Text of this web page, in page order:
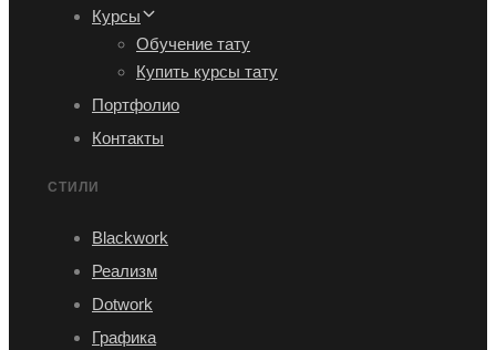
Курсы
Обучение тату
Купить курсы тату
Портфолио
Контакты
СТИЛИ
Blackwork
Реализм
Dotwork
Графика